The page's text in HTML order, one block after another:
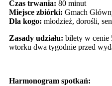
Czas trwania: 80 minut
Miejsce zbiórki: Gmach
Dla kogo: młodzież, dorośli,
Zasady udziału: bilety w cenie
wtorku dwa tygodnie przed
Harmonogram spotkań: